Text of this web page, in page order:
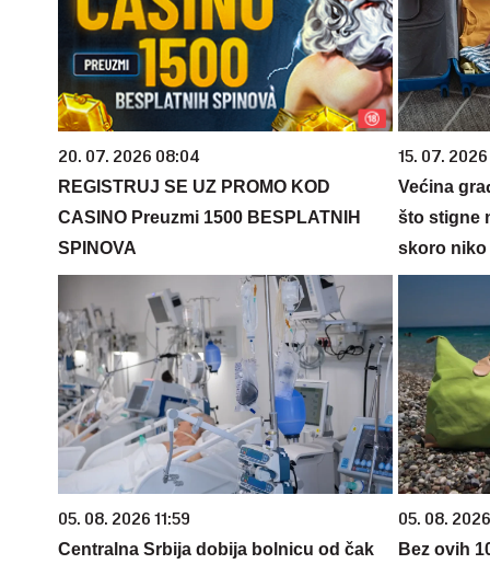
20. 07. 2026 08:04
REGISTRUJ SE UZ PROMO KOD
CASINO Preuzmi 1500 BESPLATNIH
SPINOVA
15. 07.
Većina
što stigne
skoro niko
05. 08. 2026 11:59
Centralna Srbija dobija bolnicu od čak
05. 08.
Bez ovih